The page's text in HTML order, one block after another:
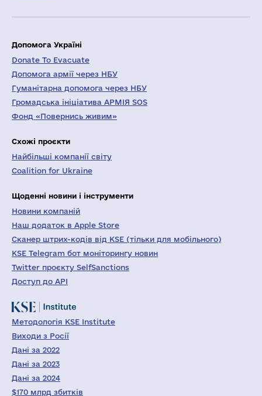
Допомога Україні
Donate To Evacuate
Допомога армії через НБУ
Гуманітарна допомога через НБУ
Громадська ініціатива АРМІЯ SOS
Фонд «Повернись живим»
Схожі проєкти
Найбільші компанії світу
Coalition for Ukraine
Щоденні новини і інструменти
Новини компаній
Наш додаток в Apple Store
Сканер штрих-кодів від KSE (тільки для мобільного)
KSE Telegram бот моніторингу новин
Twitter проєкту SelfSanctions
Доступ до API
Методологія KSE Institute
Виходи з Росії
Дані за 2022
Дані за 2023
Дані за 2024
$170 млрд збитків